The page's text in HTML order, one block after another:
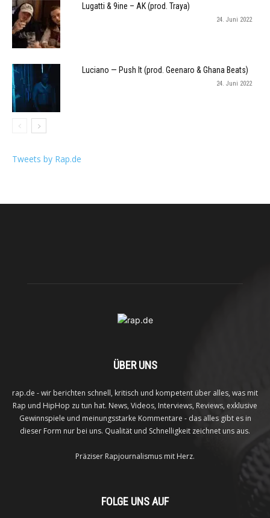
Lugatti & 9ine – AK (prod. Traya)
24. Juni 2022
Luciano — Push It (prod. Geenaro & Ghana Beats)
24. Juni 2022
Tweets by Rap.de
ÜBER UNS
rap.de - wir berichten schnell, kritisch und kompetent über alles, was mit
Rap und HipHop zu tun hat. News, Videos, Interviews, Reviews, exklusive
Gewinnspiele und meinungsstarke Kommentare - das alles gibt es in
dieser Form nur bei uns. Qualität und Schnelligkeit zeichnet uns aus.
Präziser Rapjournalismus mit Herz.
FOLGE UNS AUF